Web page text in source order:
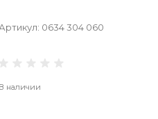
Артикул: 0634 304 060
В наличии